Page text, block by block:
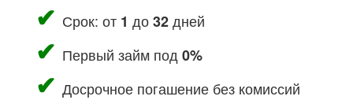
Срок: от 1 до32дней
Первый займ под 0%
Досрочное погашение без комиссий